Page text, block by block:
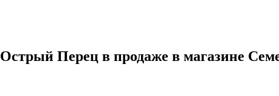
Острый Перец в продаже в магазине